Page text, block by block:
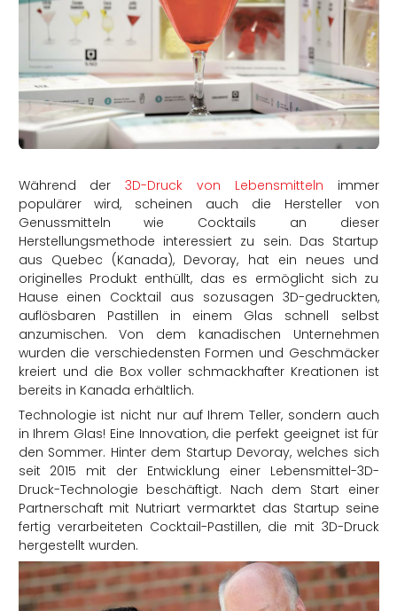
Während der3D-Druck von Lebensmitteln immer
populärer wird, scheinen auch die Hersteller von
Genussmitteln wie Cocktails an dieser
Herstellungsmethode interessiert zu sein. Das Startup
aus Quebec (Kanada), Devoray, hat ein neues und
originelles Produkt enthüllt, das es ermöglicht sich zu
Hause einen Cocktail aus sozusagen 3D-gedruckten,
auflösbaren Pastillen in einem Glas schnell selbst
anzumischen. Von dem kanadischen Unternehmen
wurden die verschiedensten Formen und Geschmäcker
kreiert und die Box voller schmackhafter Kreationen ist
bereits in Kanada erhältlich.
Technologie ist nicht nur auf Ihrem Teller, sondern auch
in Ihrem Glas! Eine Innovation, die perfekt geeignet ist für
den Sommer. Hinter dem Startup Devoray, welches sich
seit 2015 mit der Entwicklung einer Lebensmittel-3D-
Druck-Technologie beschäftigt. Nach dem Start einer
Partnerschaft mit Nutriart vermarktet das Startup seine
fertig verarbeiteten Cocktail-Pastillen, die mit 3D-Druck
hergestellt wurden.